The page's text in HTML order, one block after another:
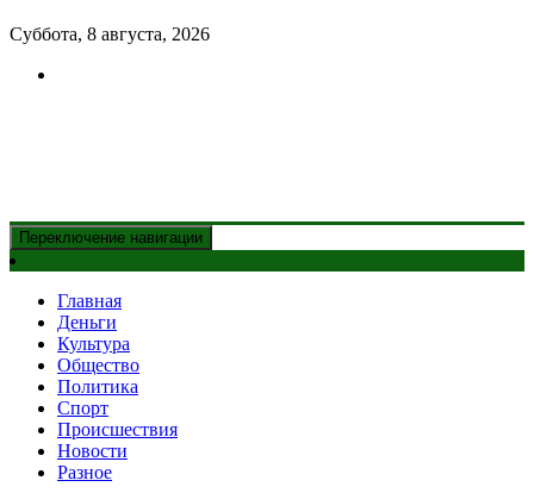
Суббота, 8 августа, 2026
Переключение навигации
Главная
Деньги
Культура
Общество
Политика
Спорт
Происшествия
Новости
Разное